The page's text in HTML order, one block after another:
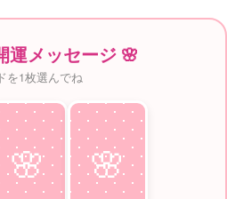
運メッセージ 🌸
を1枚選んでね
🌸
♥ 🌸
♥